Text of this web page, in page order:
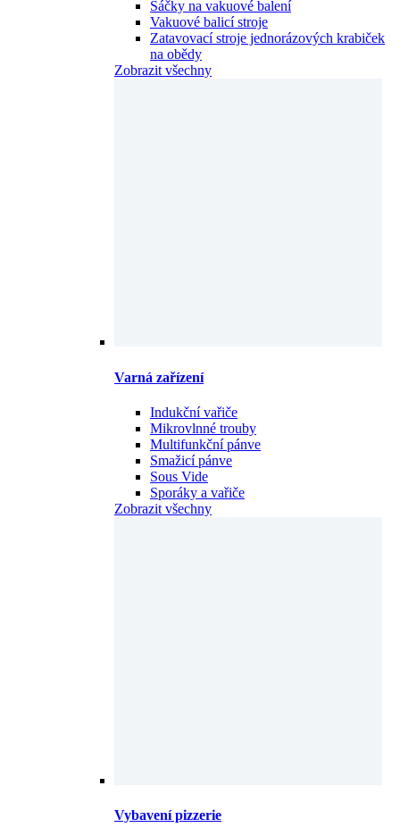
na obědy
Zobrazit všechny
Indukční vařiče
Multifunkční pánve
Smažicí pánve
Sous Vide
Sporáky a vařiče
Zobrazit všechny
Boxy – přepravky na pizza těsto